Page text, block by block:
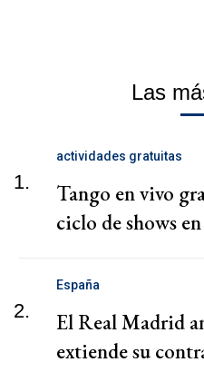
Las
1.
actividades gratuitas
Tango en vivo
ciclo de shows
2.
España
El Real Madrid
extiende su